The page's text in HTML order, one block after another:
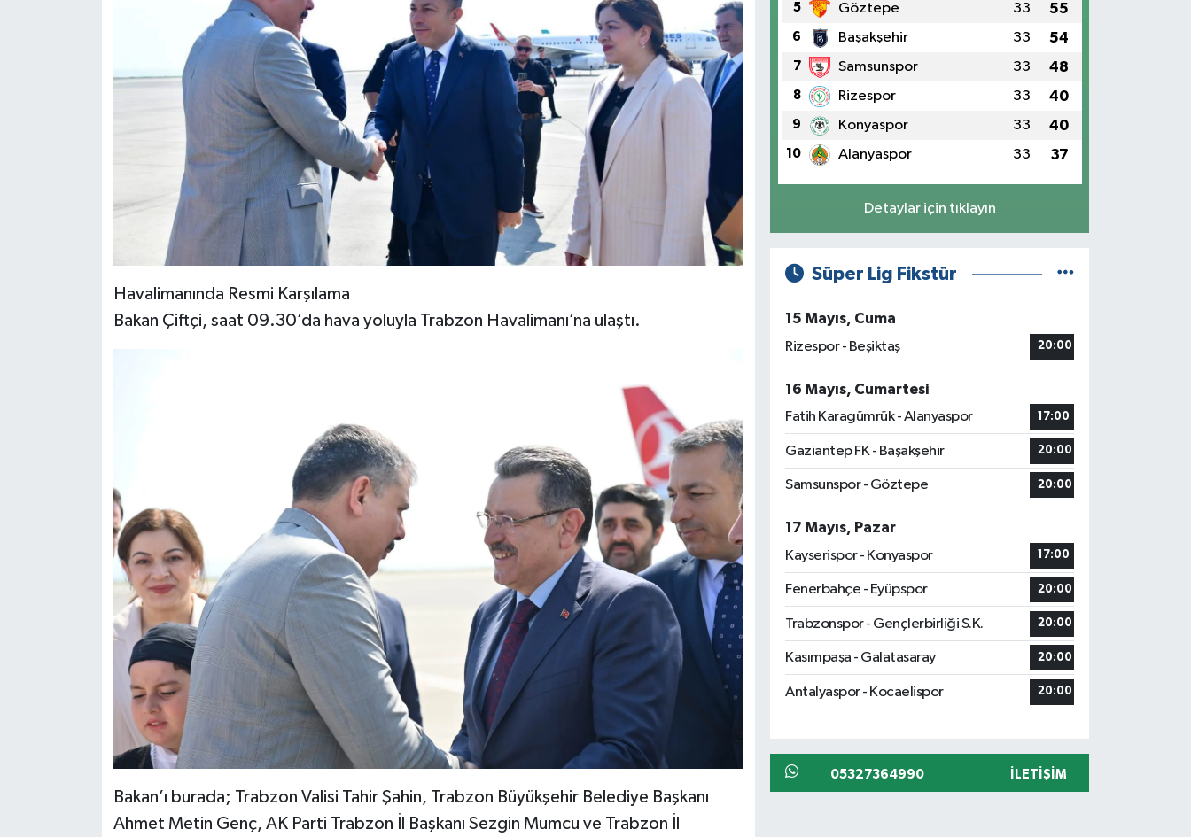
Havalimanında Resmi Karşılama
Bakan Çiftçi, saat 09.30’da hava yoluyla Trabzon Havalimanı’na ulaştı.
Bakan’ı burada; Trabzon Valisi Tahir Şahin, Trabzon Büyükşehir Belediye Başkanı
Ahmet Metin Genç, AK Parti Trabzon İl Başkanı Sezgin Mumcu ve Trabzon İl
5 Göztepe 33 55
6 Başakşehir 33 54
7 Samsunspor 33 48
8 Rizespor 33 40
9 Konyaspor 33 40
10 Alanyaspor 33 37
Detaylar için tıklayın
Süper Lig Fikstür
15 Mayıs, Cuma
Rizespor - Beşiktaş
20:00
16 Mayıs, Cumartesi
Fatih Karagümrük - Alanyaspor
17:00
Gaziantep FK - Başakşehir 20:00
Samsunspor - Göztepe 20:00
17 Mayıs, Pazar
Kayserispor - Konyaspor
17:00
Fenerbahçe - Eyüpspor 20:00
Trabzonspor - Gençlerbirliği S.K. 20:00
Kasımpaşa - Galatasaray 20:00
Antalyaspor - Kocaelispor 20:00
05327364990 İLETIŞIM